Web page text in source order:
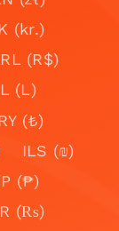
(kr.)
(R$)
(L)
(₺)
ILS (₪)
(₱)
(₨)